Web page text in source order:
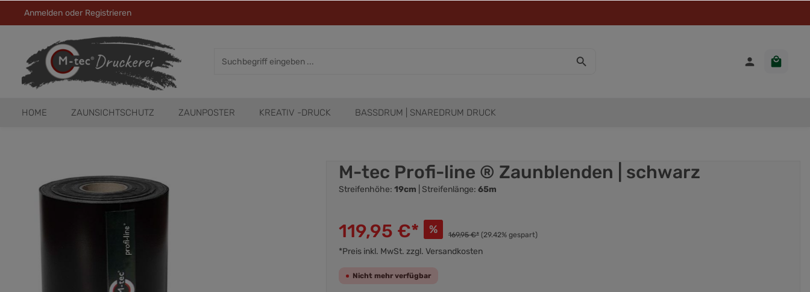
Anmelden oder Registrieren
HOME ZAUNSICHTSCHUTZ ZAUNPOSTER KREATIV -DRUCK BASSDRUM | SNAREDRUM DRUCK
M-tec Profi-line ® Zaunblenden | schwarz
Streifenhöhe: 19cm | Streifenlänge: 65m
119,95 €* % 169,95 €* (29.42% gespart)
*Preis inkl. MwSt. zzgl. Versandkosten
Nicht mehr verfügbar